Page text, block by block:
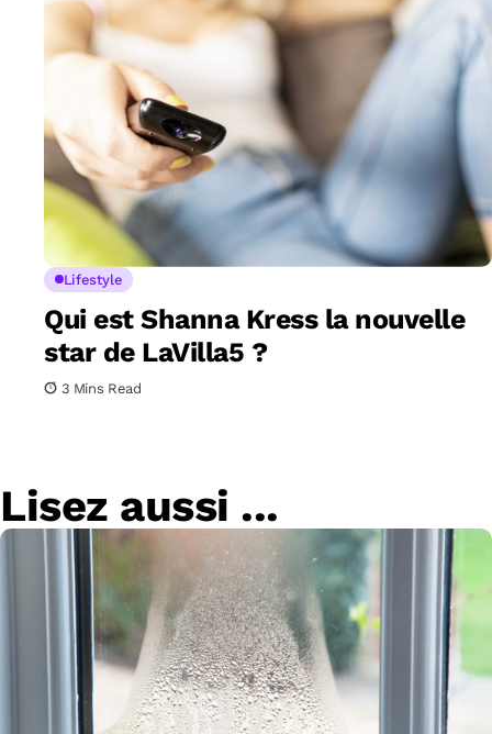
Lifestyle
Qui est Shanna Kress la nouvelle
star de LaVilla5 ?
3 Mins Read
Lisez aussi ...